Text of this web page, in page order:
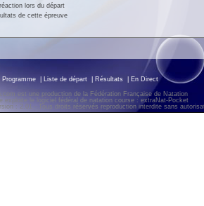
lors du départ
de cette épreuve
Programme Liste de départ Résultats En Direct
est une production de la Fédération Française de Natation
exploite le logiciel fédéral de natation course : extraNat-Pocket
: 2.01 - Tous droits réservés reproduction interdite sans